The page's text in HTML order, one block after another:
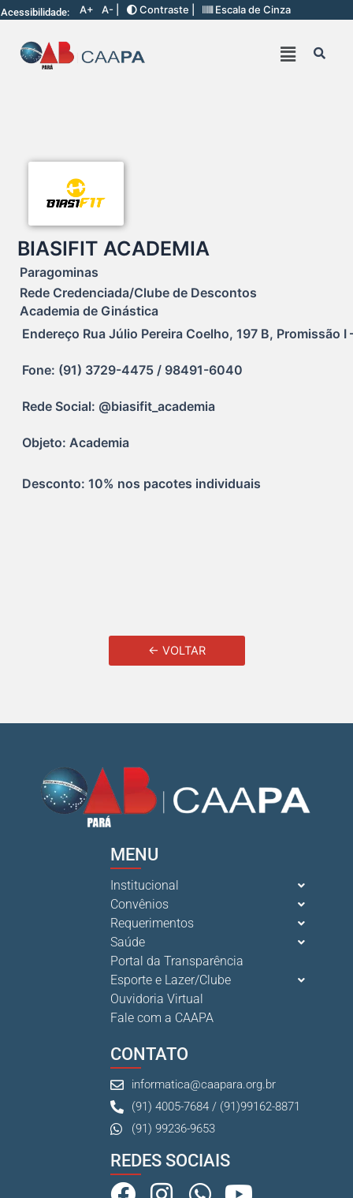
Acessibilidade: A+ A- | Contraste | Escala de Cinza
BIASIFIT ACADEMIA
Paragominas
Rede Credenciada/Clube de Descontos
Academia de Ginástica
Endereço Rua Júlio Pereira Coelho, 197 B, Promissão I
Fone: (91) 3729-4475 / 98491-6040
Rede Social: @biasifit_academia
Objeto: Academia
Desconto: 10% nos pacotes individuais
← VOLTAR
MENU
Institucional
Convênios
Requerimentos
Saúde
Portal da Transparência
Esporte e Lazer/Clube
Ouvidoria Virtual
Fale com a CAAPA
CONTATO
informatica@caapara.org.br
(91) 4005-7684 / (91)99162-8871
(91) 99236-9653
REDES SOCIAIS